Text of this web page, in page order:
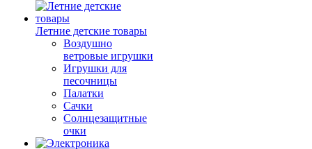
Летние детские товары
Воздушно
ветровые игрушки
Игрушки для
песочницы
Палатки
Сачки
Солнцезащитные
очки